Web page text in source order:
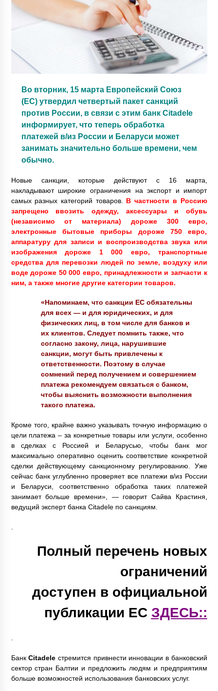
Во вторник, 15 марта Европейский Союз
(ЕС) утвердил четвертый пакет санкций
против России, в связи с этим банк Citadele
информирует, что теперь обработка
платежей в/из России и Беларуси может
занимать значительно больше времени, чем
обычно.
Новые санкции, которые действуют с 16 марта,
накладывают широкие ограничения на экспорт и импорт
самых разных категорий товаров. В частности в Россию
запрещено ввозить одежду, аксессуары и обувь
(независимо от материала) дороже 300 евро,
электронные бытовые приборы дороже 750 евро,
аппаратуру для записи и воспроизводства звука или
изображения дороже 1 000 евро, транспортные
средства для перевозки людей по земле, воздуху или
воде дороже 50 000 евро, принадлежности и запчасти к
ним, а также многие другие категории товаров.
«Напоминаем, что санкции ЕС обязательны
для всех — и для юридических, и для
физических лиц, в том числе для банков и
их клиентов. Следует помнить также, что
согласно закону, лица, нарушившие
санкции, могут быть привлечены к
ответственности. Поэтому в случае
сомнений перед получением и совершением
платежа рекомендуем связаться с банком,
чтобы выяснить возможности выполнения
такого платежа.
Кроме того, крайне важно указывать точную информацию о
цели платежа – за конкретные товары или услуги, особенно
в сделках с Россией и Беларусью, чтобы банк мог
максимально оперативно оценить соответствие конкретной
сделки действующему санкционному регулированию. Уже
сейчас банк углубленно проверяет все платежи в/из России
и Беларуси, соответственно обработка таких платежей
занимает больше времени», — говорит Сайва Крастиня,
ведущий эксперт банка Citadele по санкциям.
Полный перечень новых
ограничений
доступен в официальной
публикации ЕС ЗДЕСЬ::
.
БанкCitadele стремится привнести инновации в банковский
сектор стран Балтии и предложить людям и предприятиям
больше возможностей использования банковских услуг.